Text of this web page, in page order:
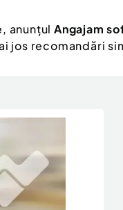
anunțulAngajam
jos recomandări